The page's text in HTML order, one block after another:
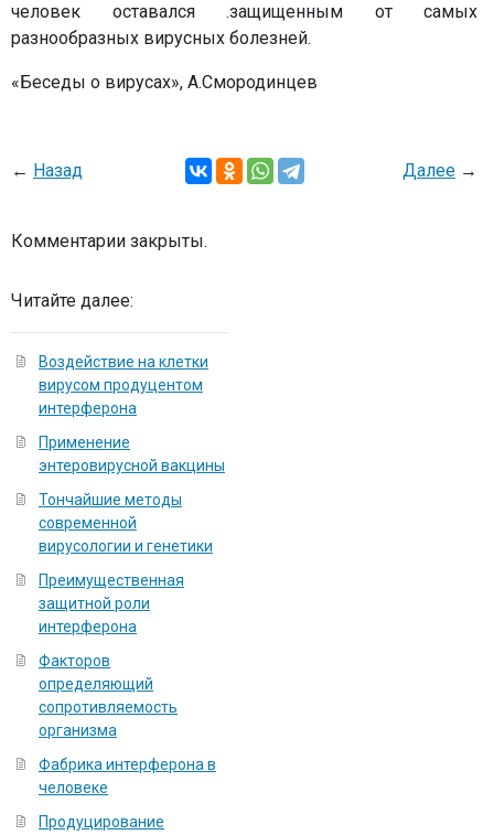
человек оставался .защищенным от самых
разнообразных вирусных болезней.
«Беседы о вирусах», А.Смородинцев
← Назад Далее →
Комментарии закрыты.
Читайте далее:
Воздействие на клетки
вирусом продуцентом
интерферона
Применение
энтеровирусной вакцины
Тончайшие методы
современной
вирусологии и генетики
Преимущественная
защитной роли
интерферона
Факторов
определяющий
сопротивляемость
организма
Фабрика интерферона в
человеке
Продуцирование